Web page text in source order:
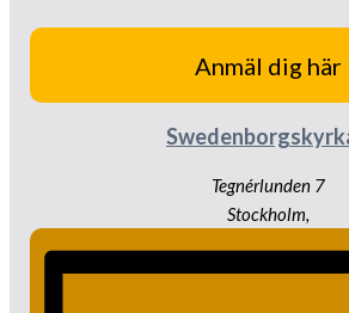
Anmäl dig här
Tegnérlunden 7
Stockholm,